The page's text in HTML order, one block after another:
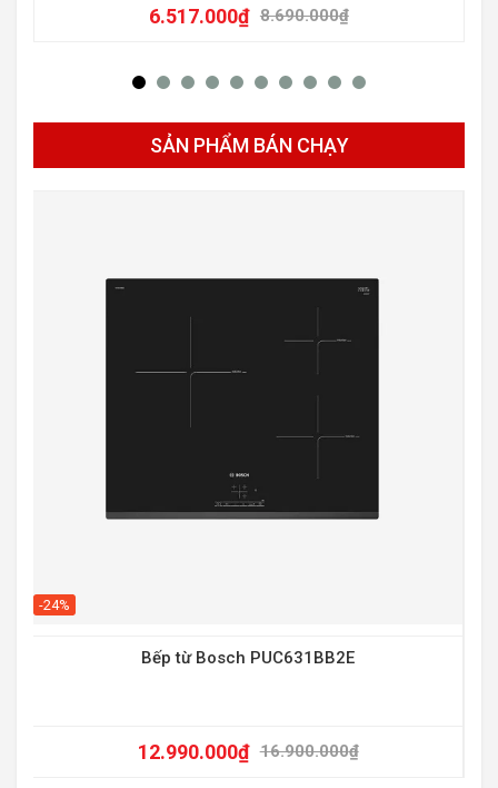
8.690.000₫
6.517.000₫
SẢN PHẨM BÁN CHẠY
-24%
Bếp từ Bosch PUC631BB2E
16.900.000₫
12.990.000₫